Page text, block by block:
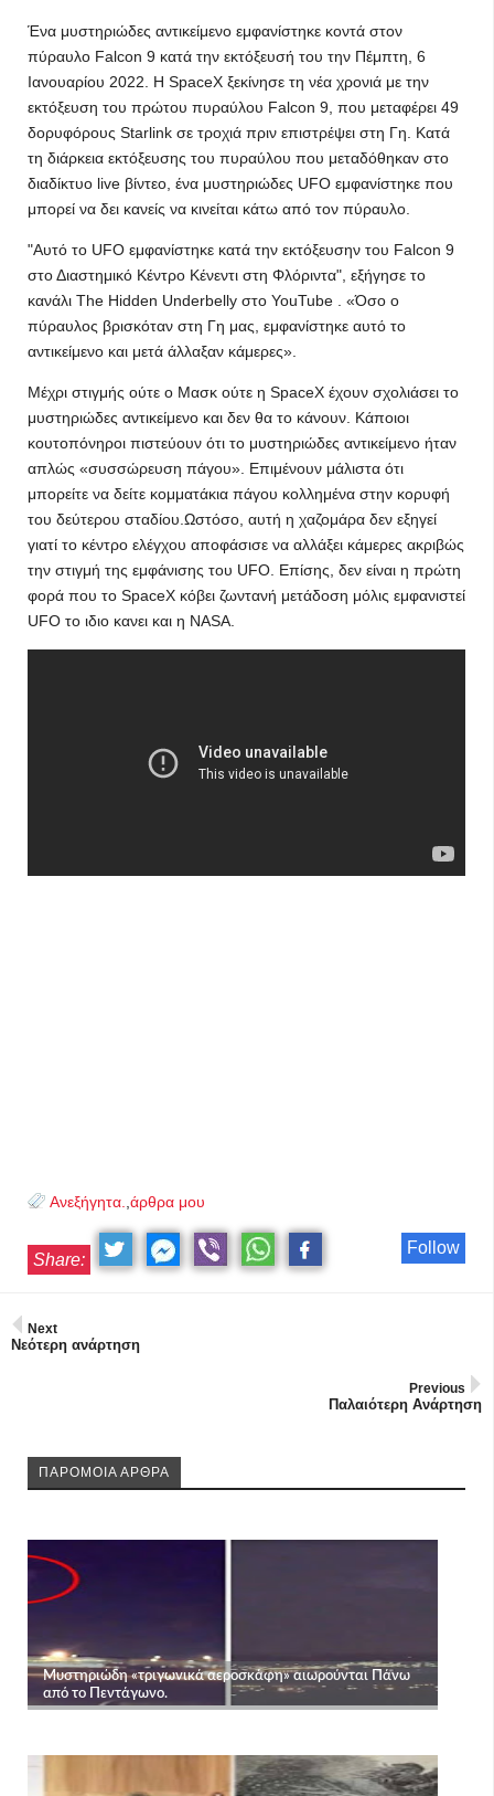
Ένα μυστηριώδες αντικείμενο εμφανίστηκε κοντά στον
πύραυλο Falcon 9 κατά την εκτόξευσή του την Πέμπτη, 6
Ιανουαρίου 2022. Η SpaceX ξεκίνησε τη νέα χρονιά με την
εκτόξευση του πρώτου πυραύλου Falcon 9, που μεταφέρει 49
δορυφόρους Starlink σε τροχιά πριν επιστρέψει στη Γη. Κατά
τη διάρκεια εκτόξευσης του πυραύλου που μεταδόθηκαν στο
διαδίκτυο live βίντεο, ένα μυστηριώδες UFO εμφανίστηκε που
μπορεί να δει κανείς να κινείται κάτω από τον πύραυλο.
"Αυτό το UFO εμφανίστηκε κατά την εκτόξευσην του Falcon 9
στο Διαστημικό Κέντρο Κένεντι στη Φλόριντα", εξήγησε το
κανάλι The Hidden Underbelly στο YouTube . «Όσο ο
πύραυλος βρισκόταν στη Γη μας, εμφανίστηκε αυτό το
αντικείμενο και μετά άλλαξαν κάμερες».
Μέχρι στιγμής ούτε ο Μασκ ούτε η SpaceX έχουν σχολιάσει το
μυστηριώδες αντικείμενο και δεν θα το κάνουν. Κάποιοι
κουτοπόνηροι πιστεύουν ότι το μυστηριώδες αντικείμενο ήταν
απλώς «συσσώρευση πάγου». Επιμένουν μάλιστα ότι
μπορείτε να δείτε κομματάκια πάγου κολλημένα στην κορυφή
του δεύτερου σταδίου.Ωστόσο, αυτή η χαζομάρα δεν εξηγεί
γιατί το κέντρο ελέγχου αποφάσισε να αλλάξει κάμερες ακριβώς
την στιγμή της εμφάνισης του UFO. Επίσης, δεν είναι η πρώτη
φορά που το SpaceX κόβει ζωντανή μετάδοση μόλις εμφανιστεί
UFO το ιδιο κανει και η NASA.
Ανεξήγητα. άρθρα μου
Follow
Share:
Next
Νεότερη ανάρτηση
Previous
Παλαιότερη Ανάρτηση
ΠΑΡΟΜΟΙΑ ΑΡΘΡΑ